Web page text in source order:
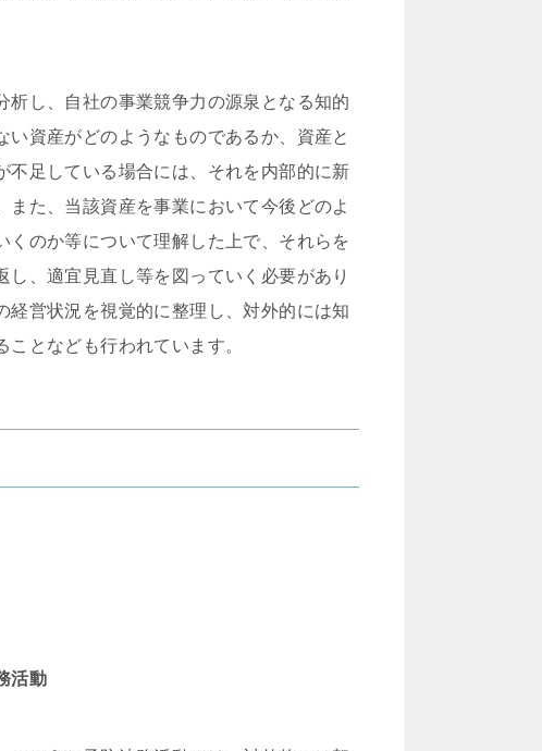
し、自社の事業競争力の源泉となる知的
資産がどのようなものであるか、資産と
不足している場合には、それを内部的に新
た、当該資産を事業において今後どのよ
くのか等について理解した上で、それらを
、適宜見直し等を図っていく必要があり
経営状況を視覚的に整理し、対外的には知
となども行われています。
活動